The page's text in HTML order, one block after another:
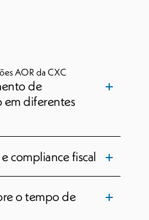
AOR da CXC
de
em diferentes
compliance fiscal
o tempo de